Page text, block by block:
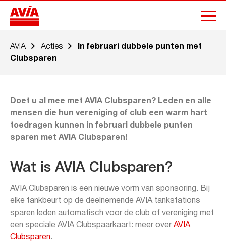
AVIA Acties
In februari dubbele punten met
Clubsparen
Doet u al mee met AVIA Clubsparen? Leden en alle
mensen die hun vereniging of club een warm hart
toedragen kunnen in februari dubbele punten
sparen met AVIA Clubsparen!
Wat is AVIA Clubsparen?
AVIA Clubsparen is een nieuwe vorm van sponsoring. Bij
elke tankbeurt op de deelnemende AVIA tankstations
sparen leden automatisch voor de club of vereniging met
een speciale AVIA Clubspaarkaart: meer over AVIA
Clubsparen.